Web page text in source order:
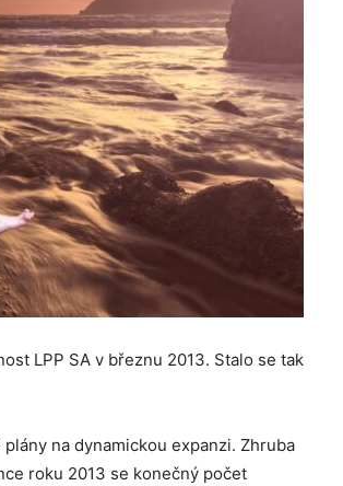
LPP SA v březnu 2013. Stalo se tak
na dynamickou expanzi. Zhruba
roku 2013 se konečný počet